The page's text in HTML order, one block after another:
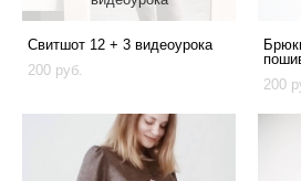
Свитшот 12 + 3 видеоурока
200 pуб.
200